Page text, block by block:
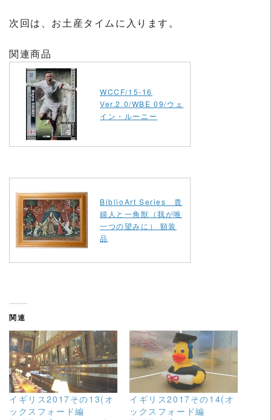
次回は、お土産タイムに入ります。
関連商品
WCCF/15-16
Ver.2.0/WBE 09/ウェ
イン・ルーニー
BiblioArt Series 貴
婦人と一角獣（我が唯
一つの望みに） 額装
品
関連
イギリス2017その13(オ
ックスフォード編
イギリス2017その14(オ
ックスフォード編